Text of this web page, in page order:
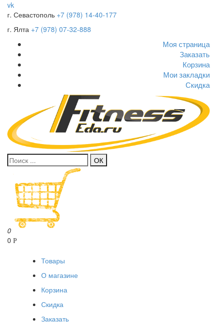
vk
г. Севастополь +7 (978) 14-40-177
г. Ялта +7 (978) 07-32-888
Моя страница
Заказать
Корзина
Мои закладки
Скидка
0
0 Р
Товары
О магазине
Корзина
Скидка
Заказать